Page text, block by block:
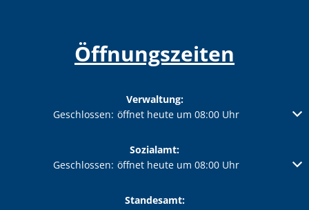
Öffnungszeiten
Verwaltung:
Klicken, um weitere Öffnungs- oder Schließzeiten auszublenden
Geschlossen: öffnet heute um 08:00 Uhr
Sozialamt:
Klicken, um weitere Öffnungs- oder Schließzeiten auszublenden
Geschlossen: öffnet heute um 08:00 Uhr
Standesamt: